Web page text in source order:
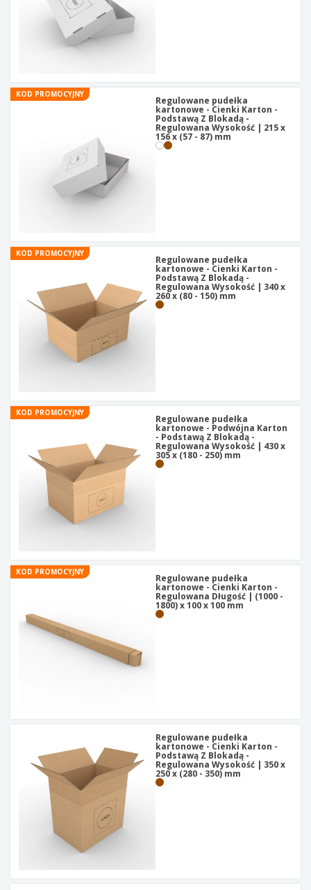
KOD PROMOCYJNY
Regulowane pudełka
kartonowe - Cienki Karton -
Podstawą Z Blokadą -
Regulowana Wysokość | 215 x
156 x (57 - 87) mm
KOD PROMOCYJNY
Regulowane pudełka
kartonowe - Cienki Karton -
Podstawą Z Blokadą -
Regulowana Wysokość | 340 x
260 x (80 - 150) mm
KOD PROMOCYJNY
Regulowane pudełka
kartonowe - Podwójna Karton
- Podstawą Z Blokadą -
Regulowana Wysokość | 430 x
305 x (180 - 250) mm
KOD PROMOCYJNY
Regulowane pudełka
kartonowe - Cienki Karton -
Regulowana Długość | (1000 -
1800) x 100 x 100 mm
Regulowane pudełka
kartonowe - Cienki Karton -
Podstawą Z Blokadą -
Regulowana Wysokość | 350 x
250 x (280 - 350) mm